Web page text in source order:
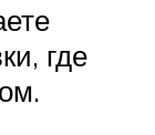
где